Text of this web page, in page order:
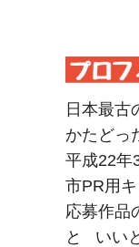
日本最古
かたどっ
平成22年
市PR用
応募作品
と いい